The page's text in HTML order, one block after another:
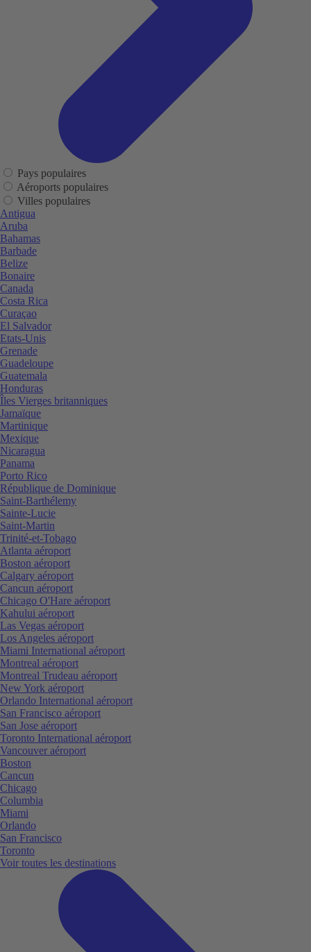
Pays populaires
Aéroports populaires
Villes populaires
Antigua
Aruba
Bahamas
Barbade
Belize
Bonaire
Canada
Costa Rica
Curaçao
El Salvador
Etats-Unis
Grenade
Guadeloupe
Guatemala
Honduras
Îles Vierges britanniques
Jamaïque
Martinique
Mexique
Nicaragua
Panama
Porto Rico
République de Dominique
Saint-Barthélemy
Sainte-Lucie
Saint-Martin
Trinité-et-Tobago
Atlanta aéroport
Boston aéroport
Calgary aéroport
Cancun aéroport
Chicago O'Hare aéroport
Kahului aéroport
Las Vegas aéroport
Los Angeles aéroport
Miami International aéroport
Montreal aéroport
Montreal Trudeau aéroport
New York aéroport
Orlando International aéroport
San Francisco aéroport
San Jose aéroport
Toronto International aéroport
Vancouver aéroport
Boston
Cancun
Chicago
Columbia
Miami
Orlando
San Francisco
Toronto
Voir toutes les destinations